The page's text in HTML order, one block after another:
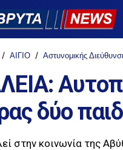
ΑΙΓΙΟ Αστυνομικής
δύο
στην κοινωνία της